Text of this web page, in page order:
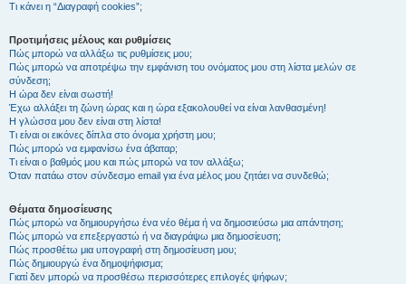
Τι κάνει η “Διαγραφή cookies”;
Προτιμήσεις μέλους και ρυθμίσεις
Πώς μπορώ να αλλάξω τις ρυθμίσεις μου;
Πώς μπορώ να αποτρέψω την εμφάνιση του ονόματος μου στη λίστα μελών σε
σύνδεση;
Η ώρα δεν είναι σωστή!
Έχω αλλάξει τη ζώνη ώρας και η ώρα εξακολουθεί να είναι λανθασμένη!
Η γλώσσα μου δεν είναι στη λίστα!
Τι είναι οι εικόνες δίπλα στο όνομα χρήστη μου;
Πώς μπορώ να εμφανίσω ένα άβαταρ;
Τι είναι ο βαθμός μου και πώς μπορώ να τον αλλάξω;
Όταν πατάω στον σύνδεσμο email για ένα μέλος μου ζητάει να συνδεθώ;
Θέματα δημοσίευσης
Πώς μπορώ να δημιουργήσω ένα νέο θέμα ή να δημοσιεύσω μια απάντηση;
Πώς μπορώ να επεξεργαστώ ή να διαγράψω μια δημοσίευση;
Πώς προσθέτω μια υπογραφή στη δημοσίευση μου;
Πώς δημιουργώ ένα δημοψήφισμα;
Γιατί δεν μπορώ να προσθέσω περισσότερες επιλογές ψήφων;